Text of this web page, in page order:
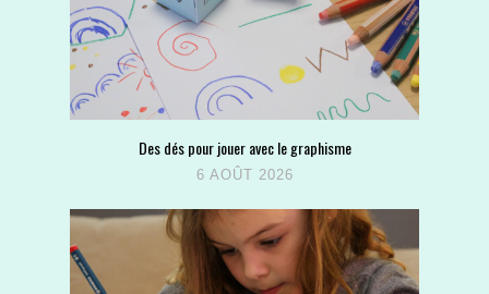
Des dés pour jouer avec le graphisme
6 AOÛT 2026